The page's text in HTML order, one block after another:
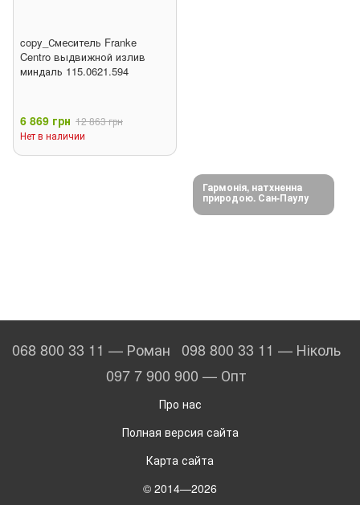
copy_Смеситель Franke
Centro выдвижной излив
миндаль 115.0621.594
6 869 грн 12 863 грн
Нет в наличии
Гармонія, натхненна
природою. Сан-Паулу
068 800 33 11 — Роман 098 800 33 11 — Ніколь
097 7 900 900 — Опт
Про нас
Полная версия сайта
Карта сайта
© 2014—2026